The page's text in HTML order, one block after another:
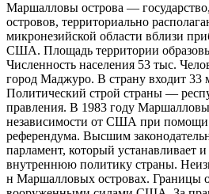
Маршалловы острова —
островов, территориально
микронезийской области вблизи
США. Площадь территории
Численность населения 53 тыс.
город Маджуро. В страну входит 33
Политический строй страны —
правления. В 1983 году
независимости от США при помощи
референдума. Высшим
парламент, который устанавливает
внутреннюю политику страны.
н Маршалловых островах. Границы